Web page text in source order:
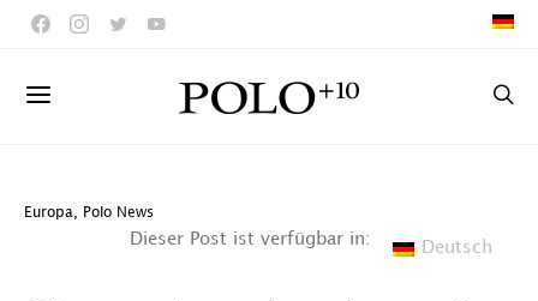
Europa Polo News
Dieser Post ist verfügbar in: Deutsch